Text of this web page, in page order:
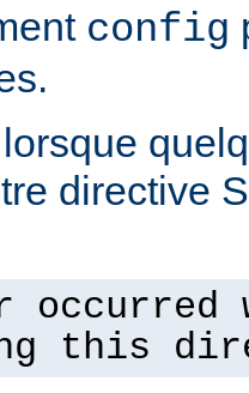
config
directive
occurred
this